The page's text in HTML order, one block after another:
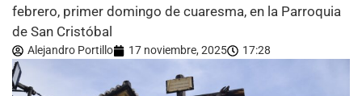
febrero, primer domingo de cuaresma, en la Parroquia
de San Cristóbal
Alejandro Portillo 17 noviembre, 2025 17:28